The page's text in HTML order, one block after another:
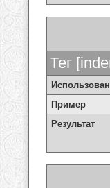
Тег
Пример
Результат